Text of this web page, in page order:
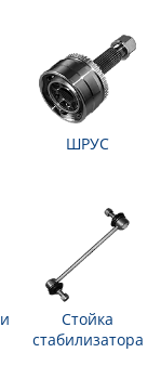
ШРУС
Стойка
стабилизатора